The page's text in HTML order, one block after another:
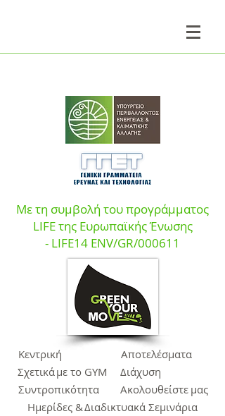
Με τη συμβολή του προγράμματος
LIFE της Ευρωπαϊκής Ένωσης
- LIFE14 ENV/GR/000611
Κεντρική
Σχετικά
Συντροπικότητα
Ημερίδες &
Διάχυση
Αποτελέσματα
Ακολουθείστε μας
με το GYM
Διαδικτυακά Σεμινάρια